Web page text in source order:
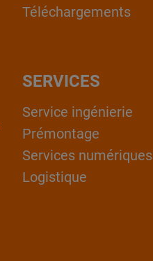
Téléchargements
SERVICES
Service ingénierie
Prémontage
Services numériques
Logistique